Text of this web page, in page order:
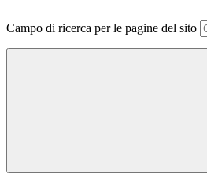
Campo di ricerca per le pagine del sito